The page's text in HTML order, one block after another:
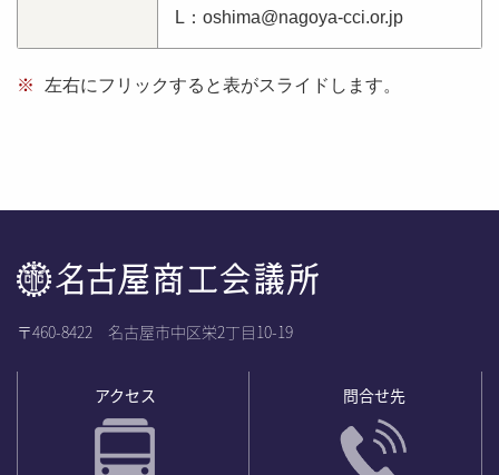
L：oshima@nagoya-cci.or.jp
※ 左右にフリックすると表がスライドします。
〒460-8422 名古屋市中区栄2丁目10-19
アクセス 問合せ先